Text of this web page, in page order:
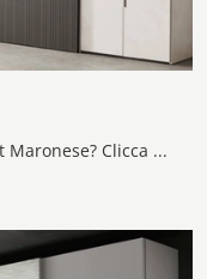
Cerchi un guardaroba Sistema Secret Maronese? Clicca subito! Gli armadi a muro con ante scorrevoli ti aspettano.